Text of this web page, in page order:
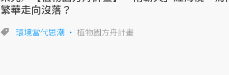
繁華走向沒落？
環境當代思潮 植物園方舟計畫